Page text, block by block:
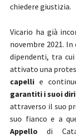
chiedere giustizia.
Vicario ha già
novembre 2021.
dipendenti, tra cui
attivato una
capelli e
garantiti i suoi
attraverso il suo
suo fianco e a
Appellodi